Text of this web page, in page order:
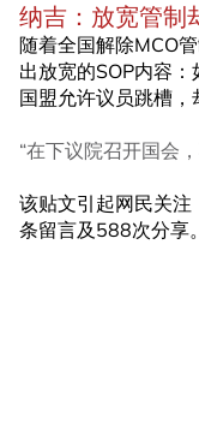
纳吉：放宽管制
随着全国解除MCO
出放宽的SOP内容
国盟允许议员跳槽，
“在下议院召开国会
该贴文引起网民关
条留言及588次分享。